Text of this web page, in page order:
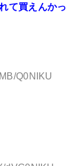
て買えんかっ
Q0NIKU